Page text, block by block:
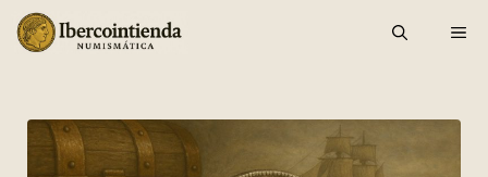
Saltar